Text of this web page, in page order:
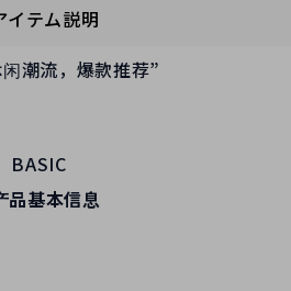
イテム説明
潮流，爆款推荐”
品基本信息